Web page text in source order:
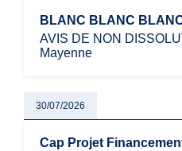
BLANC BLANC
AVIS DE NON
Mayenne
30/07/2026
Cap Projet